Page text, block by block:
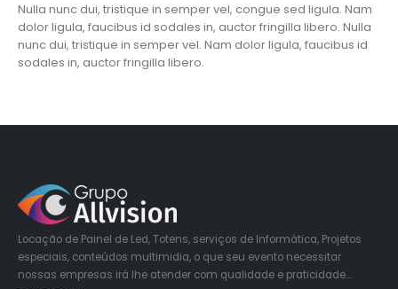
Nulla nunc dui, tristique in semper vel, congue sed ligula. Nam
dolor ligula, faucibus id sodales in, auctor fringilla libero. Nulla
nunc dui, tristique in semper vel. Nam dolor ligula, faucibus id
sodales in, auctor fringilla libero.
Locação de Painel de Led, Totens, serviços de Informática, Projetos
especiais, conteúdos multimidia, o que seu evento necessitar
nossas empresas irá lhe atender com qualidade e praticidade….